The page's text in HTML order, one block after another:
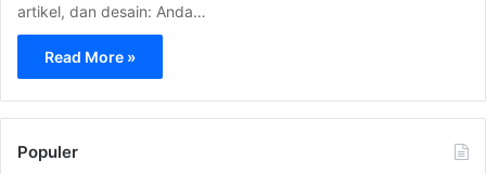
artikel, dan desain: Anda…
Read More »
Populer